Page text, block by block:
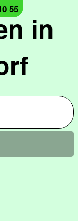
in
55